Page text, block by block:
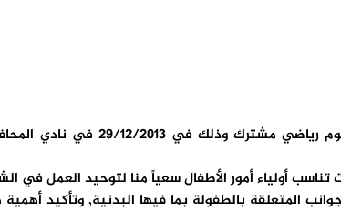
يوم رياضي مشترك وذلك
أولياء أمور الأطفال سعياً منا لتوحيد العمل في
بالطفولة بما فيها البدنية, وتأكيد